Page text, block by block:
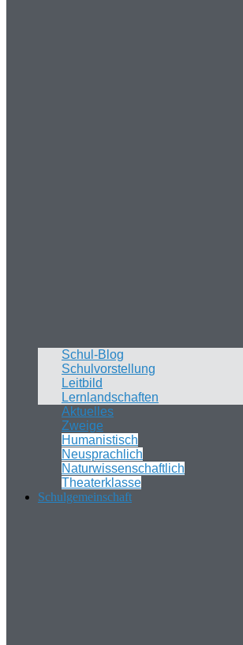
Schul-Blog
Schulvorstellung
Leitbild
Lernlandschaften
Aktuelles
Zweige
Humanistisch
Neusprachlich
Naturwissenschaftlich
Theaterklasse
Schulgemeinschaft